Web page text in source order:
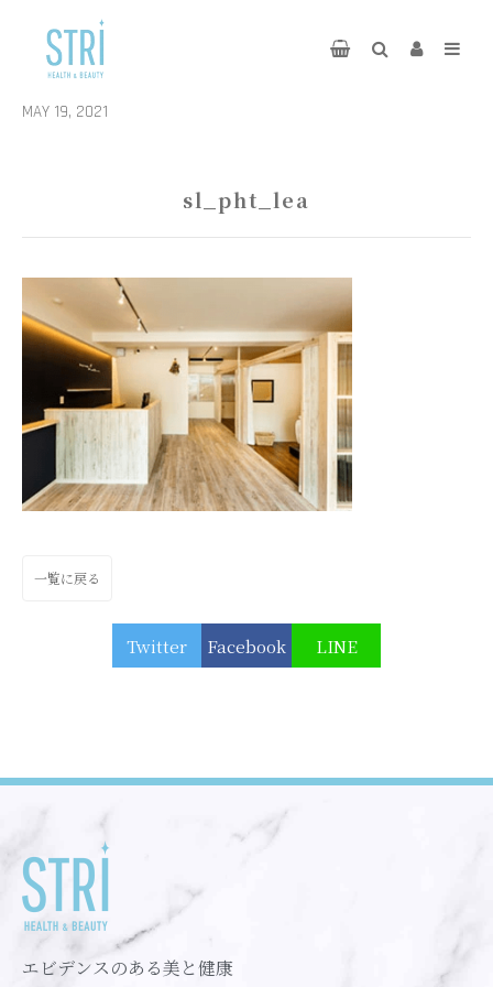
MAY 19, 2021
sl_pht_lea
一覧に戻る
Twitter Facebook LINE
エビデンスのある美と健康